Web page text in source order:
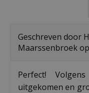
Geschreven door
Maarssenbroek op
Perfect!
uitgekomen en